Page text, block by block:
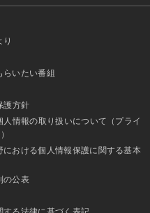
らいたい番組
護方針
人情報の取り扱いについて（プライ
における個人情報保護に関する基本
の公表